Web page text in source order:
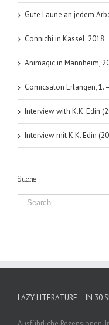
Gute Laune an jedem
Connichi in Kassel, 2018
Animagic in Mannheim,
Comicsalon Erlangen, 1.
Interview with K.K. Edin
Interview mit K.K. Edin
Suche
LAZY LITERATURE – IN 30